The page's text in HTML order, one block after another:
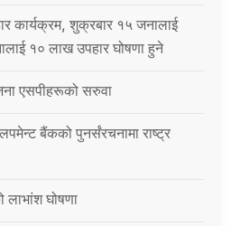
कार्यक्रम, शुक्रबार १५ जनालाई
१० लाख उपहार घोषणा हुने
एसपीहरूको सरुवा
बैंकको पुनर्संरचनामा राष्ट्र
लाभांश घोषणा